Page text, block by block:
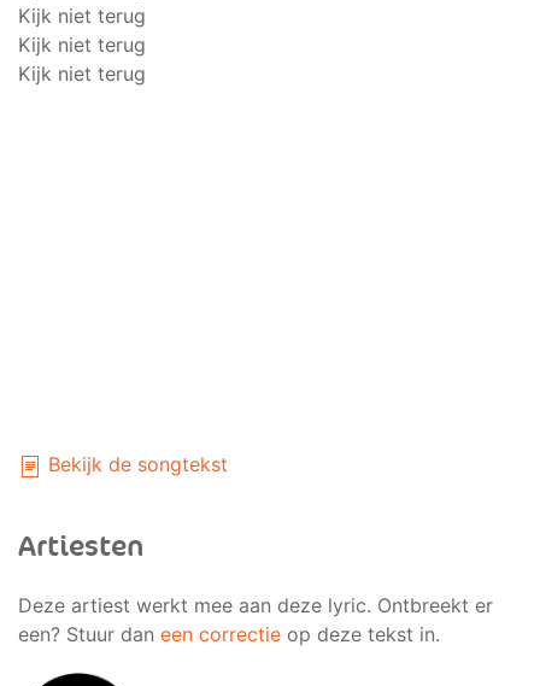
Kijk niet terug
Kijk niet terug
Kijk niet terug
Bekijk de songtekst
Artiesten
Deze artiest werkt mee aan deze lyric. Ontbreekt er
een? Stuur dan een correctie op deze tekst in.